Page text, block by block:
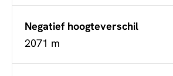
Negatief hoogteverschil
2071 m